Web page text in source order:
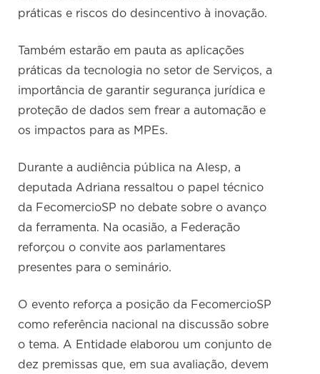
práticas e riscos do desincentivo à inovação.
Também estarão em pauta as aplicações
práticas da tecnologia no setor de Serviços, a
importância de garantir segurança jurídica e
proteção de dados sem frear a automação e
os impactos para as MPEs.
Durante a audiência pública na Alesp, a
deputada Adriana ressaltou o papel técnico
da FecomercioSP no debate sobre o avanço
da ferramenta. Na ocasião, a Federação
reforçou o convite aos parlamentares
presentes para o seminário.
O evento reforça a posição da FecomercioSP
como referência nacional na discussão sobre
o tema. A Entidade elaborou um conjunto de
dez premissas que, em sua avaliação, devem